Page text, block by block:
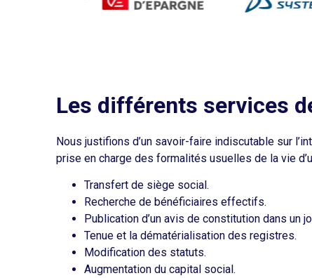
Les différents services
Nous justifions d’un savoir-faire indiscutable sur
prise en charge des formalités usuelles de la vie
Transfert de siège social.
Recherche de bénéficiaires effectifs.
Publication d’un avis de constitution dans un
Tenue et la dématérialisation des registres.
Modification des statuts.
Augmentation du capital social.